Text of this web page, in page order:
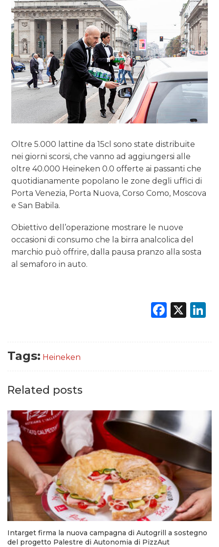
NORMATIVE
TREND
CASE HISTORY
OPINIONI
Oltre 5.000 lattine da 15cl sono state distribuite
nei giorni scorsi, che vanno ad aggiungersi alle
oltre 40.000 Heineken 0.0 offerte ai passanti che
quotidianamente popolano le zone degli uffici di
Porta Venezia, Porta Nuova, Corso Como, Moscova
e San Babila.
Obiettivo dell’operazione mostrare le nuove
occasioni di consumo che la birra analcolica del
marchio può offrire, dalla pausa pranzo alla sosta
al semaforo in auto.
X
Tags: Heineken
Related posts
Intarget firma la nuova campagna di Autogrill a sostegno
del progetto Palestre di Autonomia di PizzAut